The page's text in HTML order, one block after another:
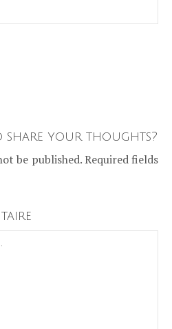
your thoughts?
be published. Required fields